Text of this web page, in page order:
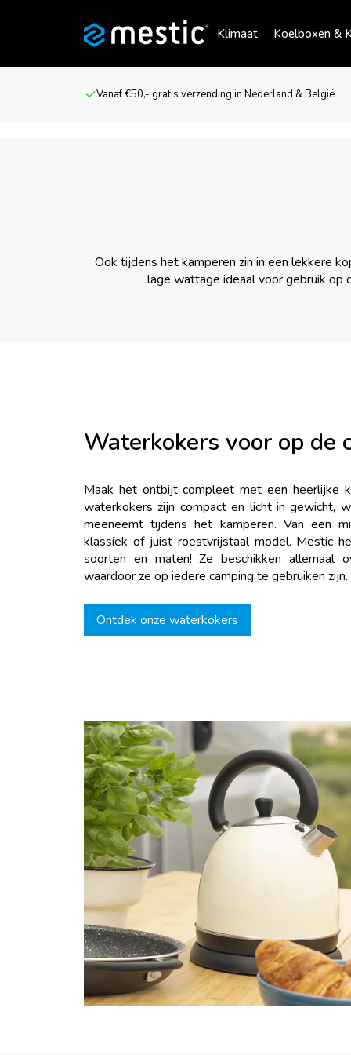
Klimaat Koelboxen &
Vanaf €50,- gratis verzending in Nederland & België
Ook tijdens het kamperen zin in een lekkere
lage wattage ideaal voor gebruik op
Waterkokers voor op de
Maak het ontbijt compleet met een heerlijke
waterkokers zijn compact en licht in gewicht,
meeneemt tijdens het kamperen. Van een
klassiek of juist roestvrijstaal model. Mestic
soorten en maten! Ze beschikken allemaal
waardoor ze op iedere camping te gebruiken zijn.
Ontdek onze waterkokers